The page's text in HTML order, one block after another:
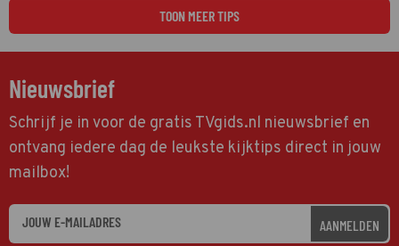
TOON MEER TIPS
Nieuwsbrief
Schrijf je in voor de gratis TVgids.nl nieuwsbrief en
ontvang iedere dag de leukste kijktips direct in jouw
mailbox!
AANMELDEN